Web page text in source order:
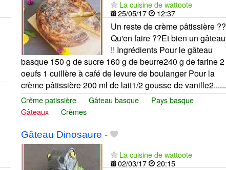
La cuisine de wattoote
25/05/17
12:37
Un reste de crème pâtissière ??
Qu'en faire ??Et bien un gâteau
!! Ingrédients Pour le gâteau
basque 150 g de sucre 160 g de beurre240 g de farine 2
oeufs 1 cuillère à café de levure de boulanger Pour la
crème pâtissière 200 ml de lait1/2 gousse de vanille2......
Crême patissière Gâteau basque
Pays basque
Gâteaux
Crèmes
Gâteau Dinosaure -
La cuisine de wattoote
02/03/17
20:15